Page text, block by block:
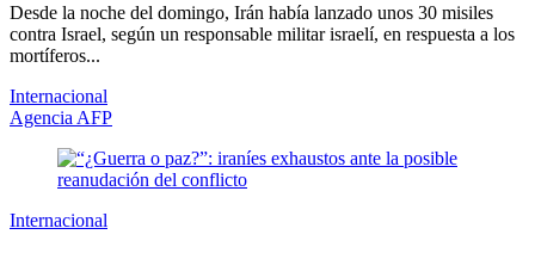
Desde la noche del domingo, Irán había lanzado unos 30 misiles
contra Israel, según un responsable militar israelí, en respuesta a los
mortíferos...
Internacional
Agencia AFP
Internacional